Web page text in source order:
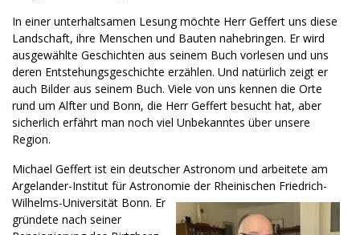
In einer unterhaltsamen Lesung möchte Herr Geffert uns diese
Landschaft, ihre Menschen und Bauten nahebringen. Er wird
ausgewählte Geschichten aus seinem Buch vorlesen und uns
deren Entstehungsgeschichte erzählen. Und natürlich zeigt er
auch Bilder aus seinem Buch. Viele von uns kennen die Orte
rund um Alfter und Bonn, die Herr Geffert besucht hat, aber
sicherlich erfährt man noch viel Unbekanntes über unsere
Region.
Michael Geffert ist ein deutscher Astronom und arbeitete am
Argelander-Institut für Astronomie der Rheinischen Friedrich-
Wilhelms-Universität Bonn. Er
gründete nach seiner